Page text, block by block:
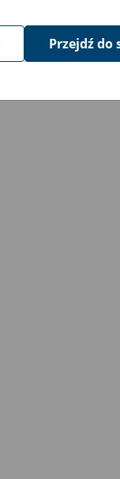
Przejdź do